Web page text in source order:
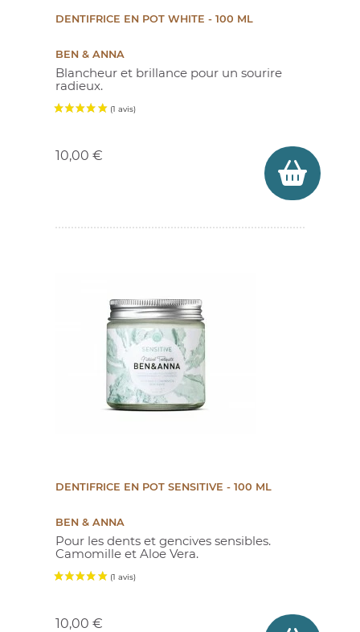
(1 avis)
DENTIFRICE EN POT WHITE - 100 ML
BEN & ANNA
Blancheur et brillance pour un sourire
radieux.
10,00 €
DENTIFRICE EN POT SENSITIVE - 100 ML
BEN & ANNA
Pour les dents et gencives sensibles.
Camomille et Aloe Vera.
10,00 €